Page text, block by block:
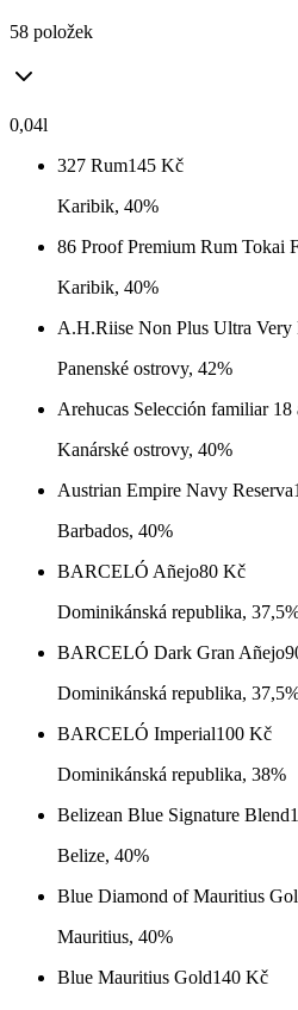
58 položek
0,04l
327 Rum145 Kč
Karibik, 40%
86 Proof Premium Rum Tokai
Karibik, 40%
A.H.Riise Non Plus Ultra Very
Panenské ostrovy, 42%
Arehucas Selección familiar 18
Kanárské ostrovy, 40%
Austrian Empire Navy Reserva
Barbados, 40%
BARCELÓ Añejo80 Kč
Dominikánská republika,
BARCELÓ Dark Gran Añejo
Dominikánská republika,
BARCELÓ Imperial100 Kč
Dominikánská republika, 38%
Belizean Blue Signature Blend
Belize, 40%
Blue Diamond of Mauritius
Mauritius, 40%
Blue Mauritius Gold140 Kč